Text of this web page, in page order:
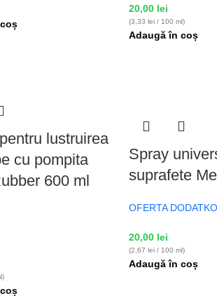
20,00 lei
(3,33 lei / 100 ml)
Adaugă în coș
lustruirea
cu pompita
600 ml
Spray
suprafete
OFERTA
20,00 lei
(2,67 lei / 100 ml)
Adaugă în coș